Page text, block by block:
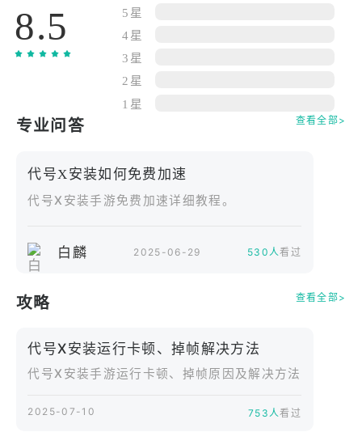
可体验六种各具特色的职业。与好友组建不同搭配，
在科幻生存战和迷宫中测试生存能力！​
职业组合不同，战斗的紧张感也不同！通过战略性组
队，享受胜利的刺激！​
每个职业都有完全不同的玩法！​
“突击手”，全副武装的先锋，手持能量步枪冲锋在
据优势​
“医师”，掌握纳米技术，能为队友修复损伤并提供状
“重装兵”，背负重型机甲，凭借强大火力压制敌人​
“侦察兵”，配备隐形装置，擅长渗透和情报收集​
场​
一款迷宫突围游戏，你要突破不断收缩的能量场，突
围并收集核心数据！​
点以求生机！​
8.5
5星
4星
3星
2星
1星
专业问答 查看全部>
代号X安装如何免费加速
代号X安装手游免费加速详细教程。
白麟 2025-06-29 530人看过
攻略 查看全部>
代号X安装运行卡顿、掉帧解决方法
代号X安装手游运行卡顿、掉帧原因及解决方法
2025-07-10 753人看过